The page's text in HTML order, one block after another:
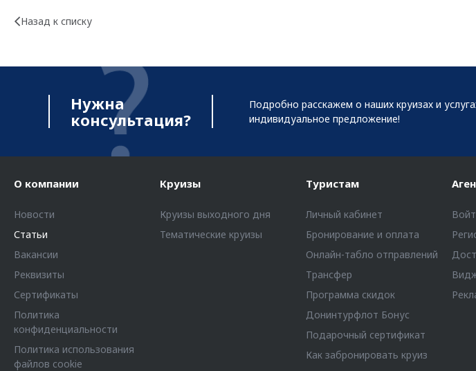
Назад к списку
Нужна
консультация?
Подробно расскажем о наших круизах и
индивидуальное предложение!
О компании
Новости
Статьи
Вакансии
Реквизиты
Сертификаты
Политика
конфиденциальности
Политика использования
файлов cookie
Круизы
Круизы выходного дня
Тематические круизы
Туристам
Личный кабинет
Бронирование и оплата
Онлайн-табло отправлений
Трансфер
Программа скидок
Донинтурфлот Бонус
Подарочный сертификат
Как забронировать круиз